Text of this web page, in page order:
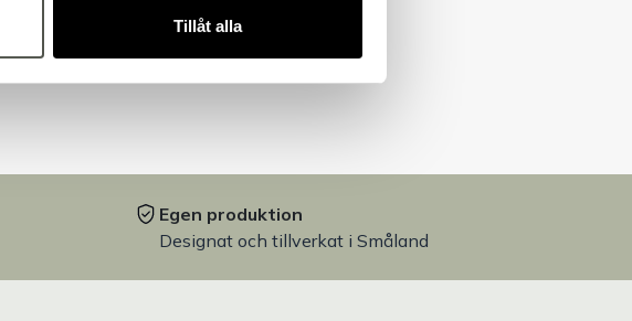
Tillåt alla
Egen produktion
Designat och tillverkat i Småland